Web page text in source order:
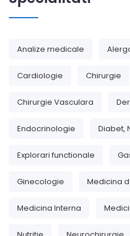
Analize medicale
Cardiologie Chirurgie
Chirurgie Vasculara
Endocrinologie Diabet,
Explorari functionale
Ginecologie Medicina
Medicina Interna